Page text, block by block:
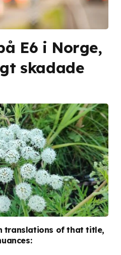
E6 i Norge,
skadade
translations of that title,